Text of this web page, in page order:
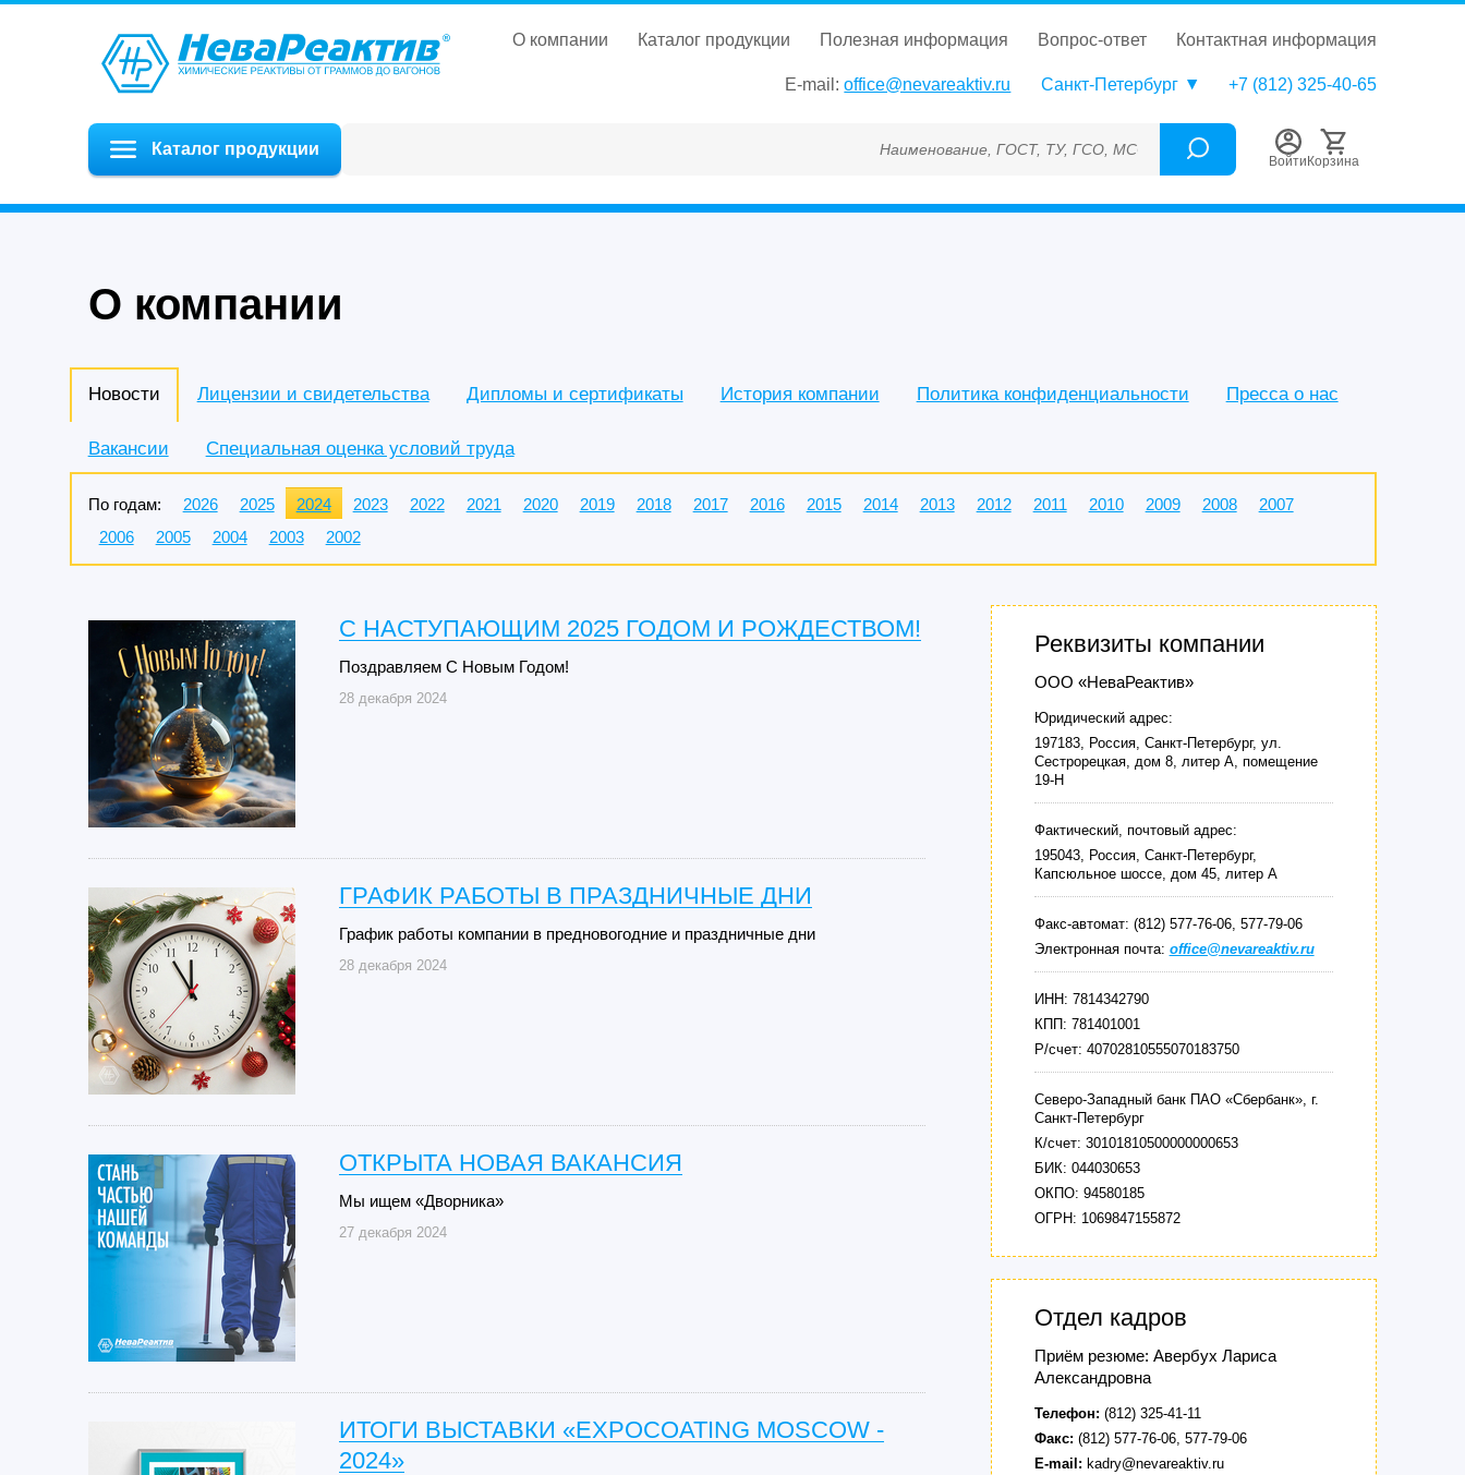
о компании каталог продукции полезная информация вопрос-ответ контактная информация
E-mail: office@nevareaktiv.ru Санкт-Петербург +7 (812) 325-40-65
Каталог продукции Наименование, ГОСТ, ТУ, ГСО, МСО, ОСО, СОП, ГРСИ, Каталожный номер (Артикул), Торговая
Войти Корзина
О компании
Новости Лицензии и свидетельства Дипломы и сертификаты История компании Политика конфиденциальности Пресса о нас
Вакансии Специальная оценка условий труда
По годам: 2026 2025 2024 2023 2022 2021 2020 2019 2018 2017 2016 2015 2014 2013 2012 2011 2010 2009 2008
2007
2006
2005 2004 2003 2002
C НАСТУПАЮЩИМ 2025 ГОДОМ И РОЖДЕСТВОМ!
Поздравляем С Новым Годом!
28 декабря 2024
ГРАФИК РАБОТЫ В ПРАЗДНИЧНЫЕ ДНИ
График работы компании в предновогодние и праздничные дни
28 декабря 2024
ОТКРЫТА НОВАЯ ВАКАНСИЯ
Мы ищем «Дворника»
27 декабря 2024
ИТОГИ ВЫСТАВКИ «EXPOCOATING MOSCOW -
2024»
Реквизиты компании
ООО «НеваРеактив»
Юридический адрес:
197183, Россия, Санкт-Петербург, ул.
Сестрорецкая, дом 8, литер А, помещение
19-Н
Фактический, почтовый адрес:
195043, Россия, Санкт-Петербург,
Капсюльное шоссе, дом 45, литер А
Факс-автомат: (812) 577-76-06, 577-79-06
Электронная почта: office@nevareaktiv.ru
ИНН: 7814342790
КПП: 781401001
Р/счет: 40702810555070183750
Северо-Западный банк ПАО «Сбербанк», г.
Санкт-Петербург
К/счет: 30101810500000000653
БИК: 044030653
ОКПО: 94580185
ОГРН: 1069847155872
Отдел кадров
Приём резюме: Авербух Лариса
Александровна
Телефон: (812) 325-41-11
Факс: (812) 577-76-06, 577-79-06
E-mail: kadry@nevareaktiv.ru